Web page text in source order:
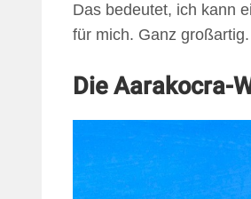
Das bedeutet, ich kann
für mich. Ganz großartig.
DieAarakocra-